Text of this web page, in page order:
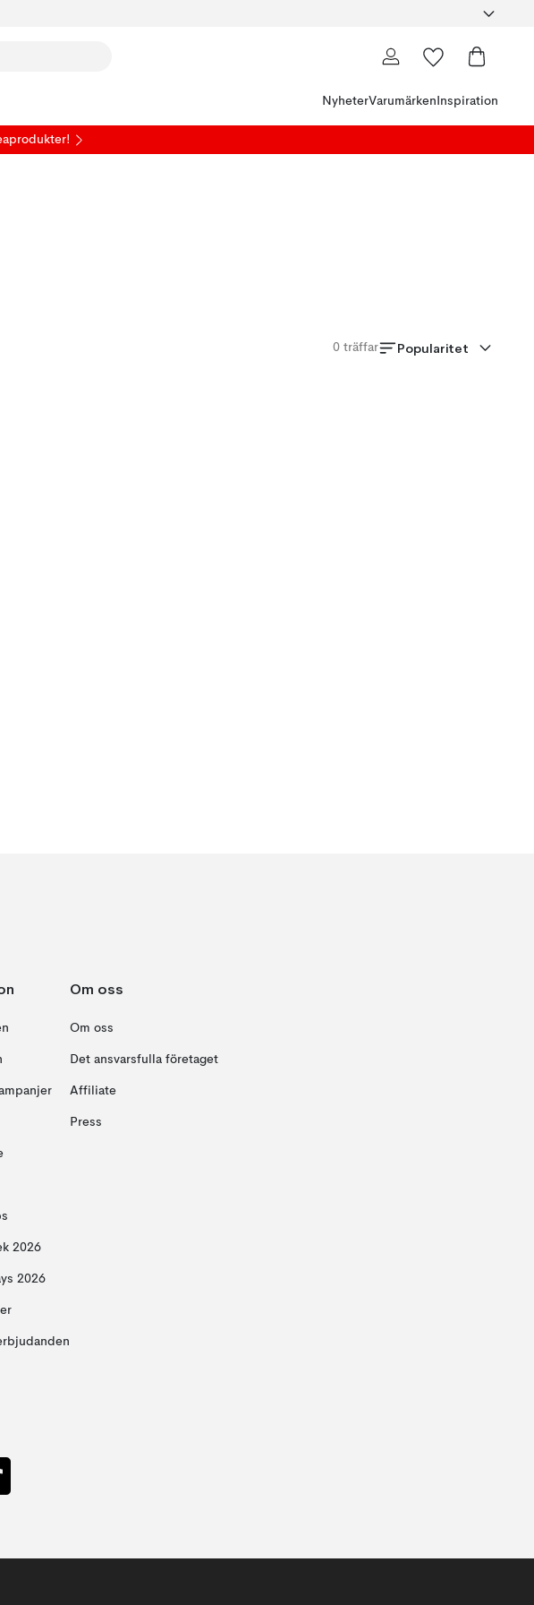
NyheterVarumärken Inspiration
0 träffar Popularitet
2026
2026
Om oss
Om oss
Det ansvarsfulla företaget
Affiliate
Press